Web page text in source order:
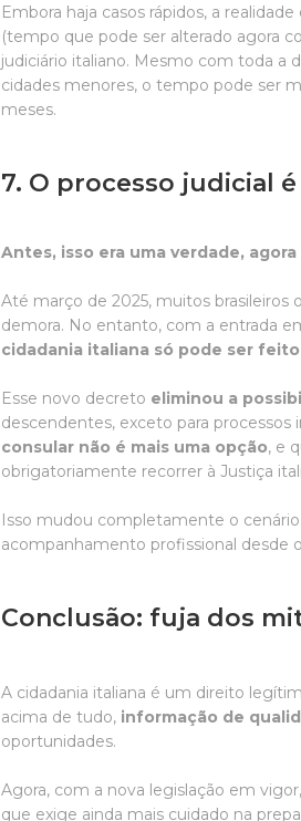
Embora haja casos rápidos, a realidade
(tempo que pode ser alterado agora
judiciário italiano. Mesmo com toda a
cidades menores, o tempo pode ser
meses.
7. O processo judicial
Antes, isso era uma verdade,
Até março de 2025, muitos brasileiros
demora. No entanto, com a entrada
cidadania italiana só pode ser feito
Esse novo decreto eliminou a
descendentes, exceto para processos
consular não é mais uma opção, e
obrigatoriamente recorrer à Justiça
Isso mudou completamente o
acompanhamento profissional desde
Conclusão: fuja dos
A cidadania italiana é um direito
acima de tudo, informação de
oportunidades.
Agora, com a nova legislação em
que exige ainda mais cuidado na